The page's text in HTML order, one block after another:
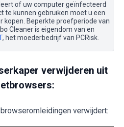
of uw computer geïnfecteerd
te kunnen gebruiken moet u een
kopen. Beperkte proefperiode van
Cleaner is eigendom van en
, het moederbedrijf van PCRisk.
verwijderen uit
verwijdert: